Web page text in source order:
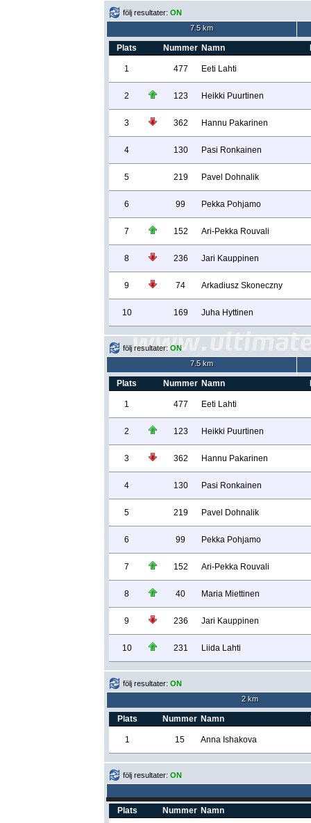
följ resultater: ON
7.5 km
Plats Nummer Namn
1 477 Eeti Lahti
2 123 Heikki Puurtinen
3 362 Hannu Pakarinen
4 130 Pasi Ronkainen
5 219 Pavel Dohnalik
6 99 Pekka Pohjamo
7 152 Ari-Pekka Rouvali
8 236 Jari Kauppinen
9 74 Arkadiusz Skoneczny
10 169 Juha Hyttinen
följ resultater: ON
7.5 km
Plats Nummer Namn
1 477 Eeti Lahti
2 123 Heikki Puurtinen
3 362 Hannu Pakarinen
4 130 Pasi Ronkainen
5 219 Pavel Dohnalik
6 99 Pekka Pohjamo
7 152 Ari-Pekka Rouvali
8 40 Maria Miettinen
9 236 Jari Kauppinen
10 231 Liida Lahti
följ resultater: ON
2 km
Plats Nummer Namn
1 15 Anna Ishakova
följ resultater: ON
Plats Nummer Namn